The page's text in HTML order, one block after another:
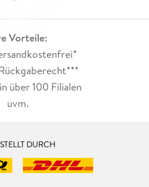
Vorteile:
über 100 Filialen
uvm.
DURCH